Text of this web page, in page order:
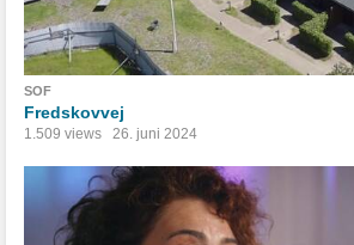
SOF
Fredskovvej
1.509 views 26. juni 2024